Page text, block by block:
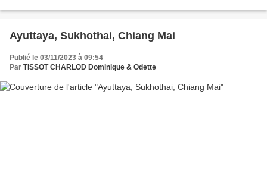
Ayuttaya, Sukhothai, Chiang Mai
Publié le 03/11/2023 à 09:54
Par TISSOT CHARLOD Dominique & Odette